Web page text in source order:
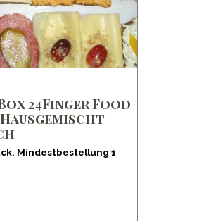
24Finger Food
Mindestbestellung 1